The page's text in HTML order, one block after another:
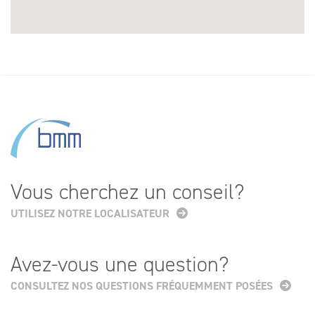
Vous cherchez un conseil?
UTILISEZ NOTRE LOCALISATEUR
Avez-vous une question?
CONSULTEZ NOS QUESTIONS FRÉQUEMMENT POSÉES